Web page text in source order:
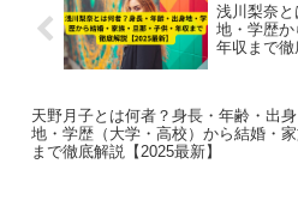
浅川梨奈
地・学歴か
年収まで徹
天野月子とは何者？身長・年齢・出身
地・学歴（大学・高校）から結婚・
まで徹底解説【2025最新】